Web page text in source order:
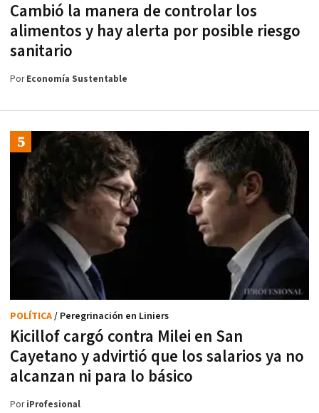
Cambió la manera de controlar los
alimentos y hay alerta por posible riesgo
sanitario
PorEconomía Sustentable
Kicillof cargó contra Milei en San
Cayetano y advirtió que los salarios ya no
alcanzan ni para lo básico
POLÍTICA/ Peregrinación en Liniers
PoriProfesional